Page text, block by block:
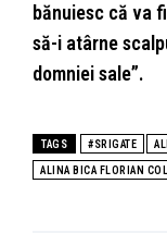
bănuiesc că va
să-i atârne
domniei sale”.
TAGS #SRIGATE
ALINA BICA FLORIAN